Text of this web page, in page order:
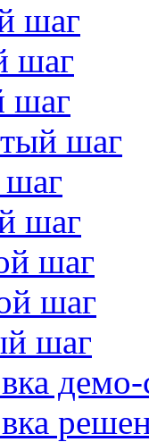
шаг
шаг
шаг
шаг
шаг
шаг
шаг
шаг